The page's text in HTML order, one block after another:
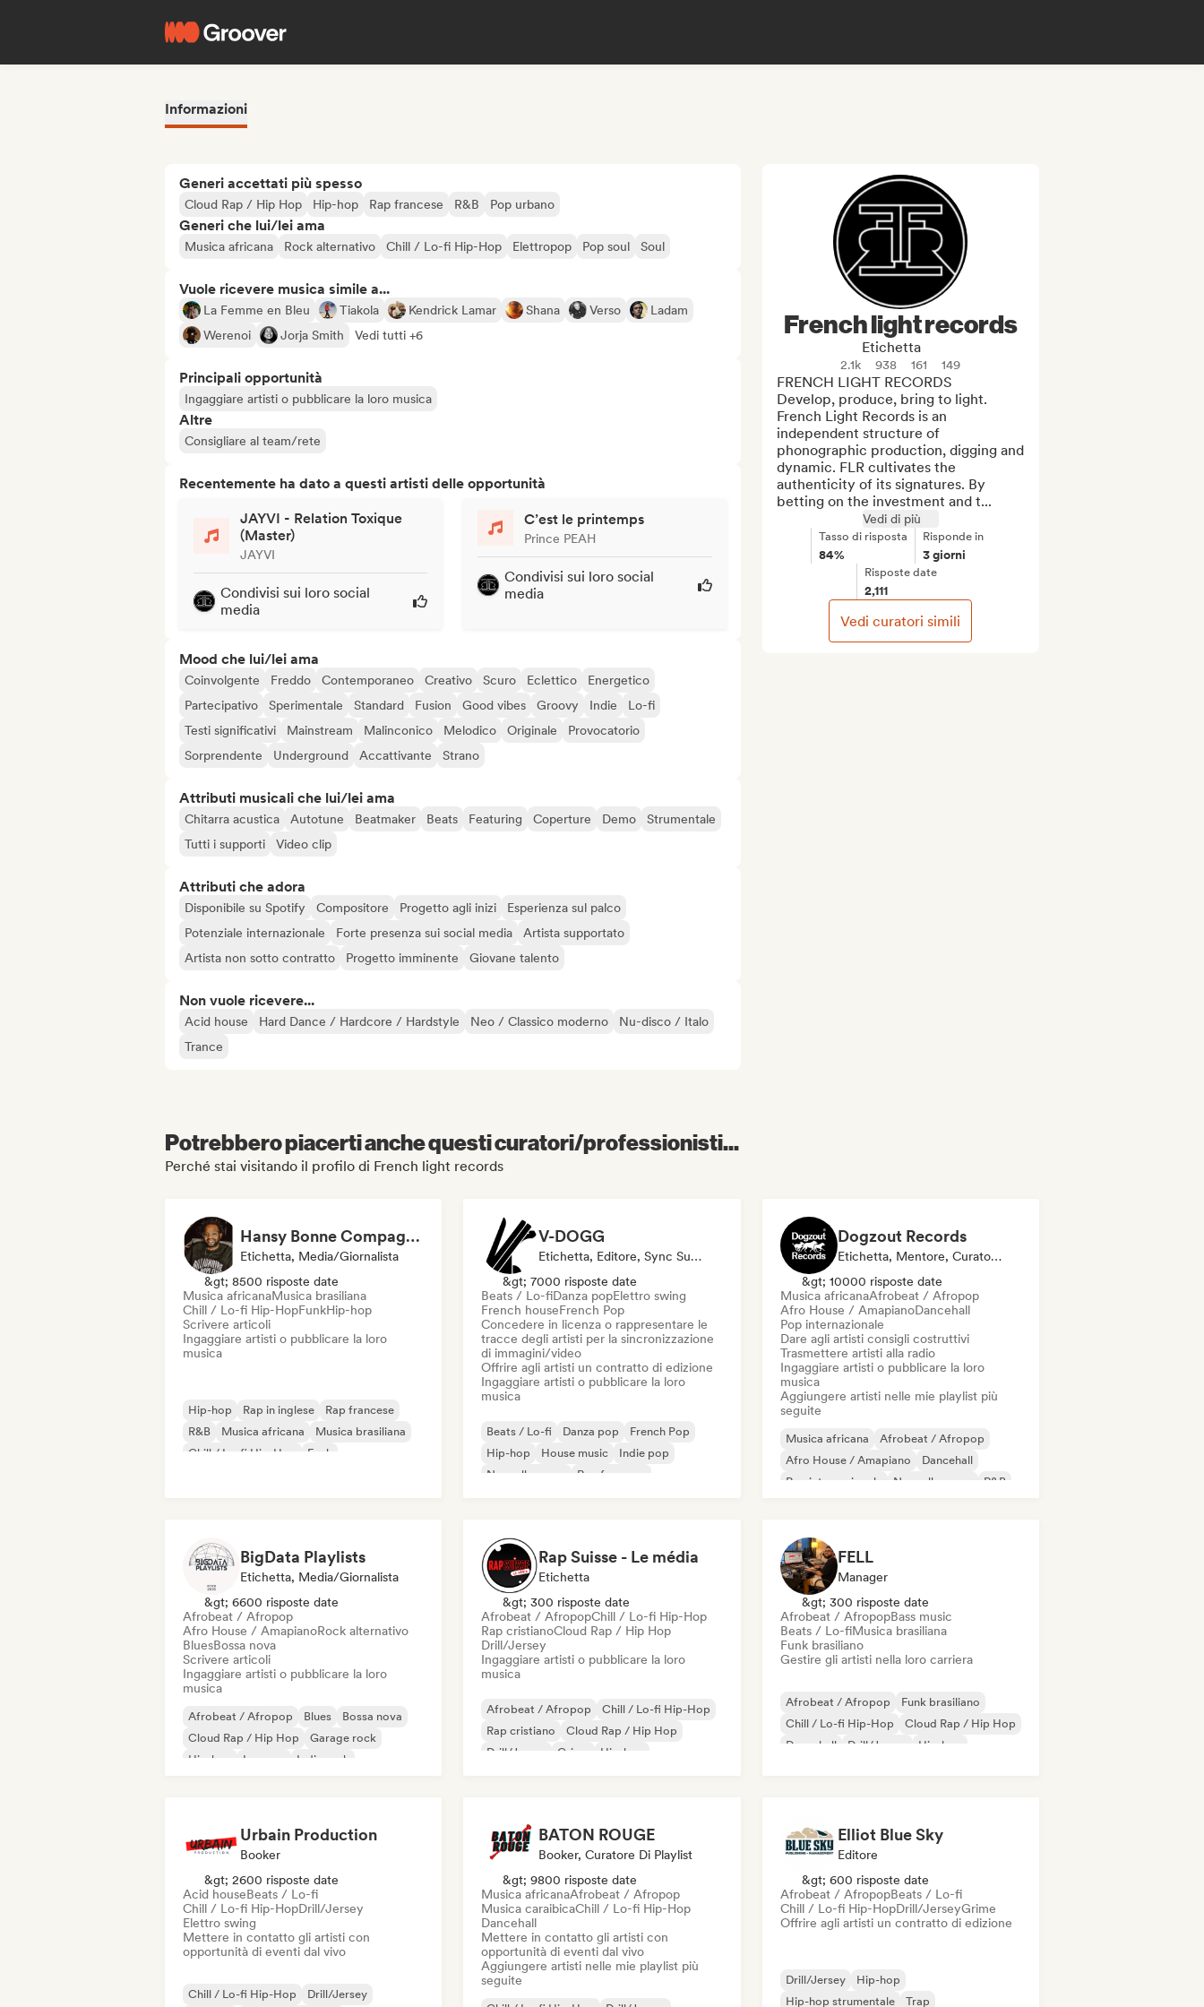
Informazioni
Generi accettati più spesso
Cloud Rap / Hip Hop Hip-hop Rap francese R&B Pop urbano
Generi che lui/lei ama
Musica africana Rock alternativo Chill / Lo-fi Hip-Hop Elettropop Pop soul Soul
Vuole ricevere musica simile a...
La Femme en Bleu Tiakola Kendrick Lamar Shana Verso
Ladam
Werenoi
Jorja Smith Vedi tutti +6
Principali opportunità
Ingaggiare artisti o pubblicare la loro musica
Altre
Consigliare al team/rete
Recentemente ha dato a questi artisti delle opportunità
JAYVI - Relation Toxique
(Master)
JAYVI
Condivisi sui loro social
media
C’est le printemps
Prince PEAH
Condivisi sui loro social
media
Mood che lui/lei ama
Coinvolgente Freddo Contemporaneo Creativo Scuro Eclettico
Energetico
Partecipativo
Sperimentale Standard Fusion Good vibes Groovy Indie
Lo-fi
Testi significativi
Mainstream Malinconico Melodico Originale
Provocatorio
Sorprendente
Underground Accattivante Strano
Attributi musicali che lui/lei ama
Chitarra acustica Autotune Beatmaker Beats Featuring Coperture Demo
Strumentale
Tutti i supporti
Video clip
Attributi che adora
Disponibile su Spotify Compositore Progetto agli inizi
Esperienza sul palco
Potenziale internazionale
Forte presenza sui social media
Artista supportato
Artista non sotto contratto
Progetto imminente Giovane talento
Non vuole ricevere...
Acid house Hard Dance / Hardcore / Hardstyle Neo / Classico moderno
Nu-disco / Italo
Trance
French light records
Etichetta
2.1k 938 161 149
FRENCH LIGHT RECORDS
Develop, produce, bring to light.
French Light Records is an
independent structure of
phonographic production, digging and
dynamic. FLR cultivates the
authenticity of its signatures. By
betting on the investment and t...
Vedi di più
Tasso di risposta
84%
Risponde in
3 giorni
Risposte date
2,111
Vedi curatori simili
Potrebbero piacerti anche questi curatori/professionisti...
Perché stai visitando il profilo di French light records
Hansy Bonne Compagnie
Etichetta, Media/Giornalista
&gt; 8500 risposte date
Musica africanaMusica brasiliana
Chill / Lo-fi Hip-HopFunkHip-hop
Scrivere articoli
Ingaggiare artisti o pubblicare la loro
musica
Hip-hop Rap in inglese
Rap francese
R&B
Musica africana
Musica brasiliana
Chill / Lo-fi Hip-Hop
Funk
V-DOGG
Etichetta, Editore, Sync Supervisor
&gt; 7000 risposte date
Beats / Lo-fiDanza popElettro swing
French houseFrench Pop
Concedere in licenza o rappresentare le
tracce degli artisti per la sincronizzazione
di immagini/video
Offrire agli artisti un contratto di edizione
Ingaggiare artisti o pubblicare la loro
musica
Beats / Lo-fi Danza pop
French Pop
Hip-hop
House music
Indie pop
Nouvelle scene
Rap francese
Dogzout Records
Etichetta, Mentore, Curatore Di Playlist, Stazione Radio
&gt; 10000 risposte date
Musica africanaAfrobeat / Afropop
Afro House / AmapianoDancehall
Pop internazionale
Dare agli artisti consigli costruttivi
Trasmettere artisti alla radio
Ingaggiare artisti o pubblicare la loro
musica
Aggiungere artisti nelle mie playlist più
seguite
Musica africana
Afrobeat / Afropop
Afro House / Amapiano
Dancehall
Rap internazionale
Nouvelle scene
R&B
BigData Playlists
Etichetta, Media/Giornalista
&gt; 6600 risposte date
Afrobeat / Afropop
Afro House / AmapianoRock alternativo
BluesBossa nova
Scrivere articoli
Ingaggiare artisti o pubblicare la loro
musica
Afrobeat / Afropop Blues
Bossa nova
Cloud Rap / Hip Hop
Garage rock
Hip-hop
Iperpop Indie rock
Rap Suisse - Le média
Etichetta
&gt; 300 risposte date
Afrobeat / AfropopChill / Lo-fi Hip-Hop
Rap cristianoCloud Rap / Hip Hop
Drill/Jersey
Ingaggiare artisti o pubblicare la loro
musica
Afrobeat / Afropop
Chill / Lo-fi Hip-Hop
Rap cristiano
Cloud Rap / Hip Hop
Drill/Jersey
Grime
Hip-hop
FELL
Manager
&gt; 300 risposte date
Afrobeat / AfropopBass music
Beats / Lo-fiMusica brasiliana
Funk brasiliano
Gestire gli artisti nella loro carriera
Afrobeat / Afropop
Funk brasiliano
Chill / Lo-fi Hip-Hop
Cloud Rap / Hip Hop
Dancehall
Drill/Jersey
Hip-hop
Urbain Production
Booker
&gt; 2600 risposte date
Acid houseBeats / Lo-fi
Chill / Lo-fi Hip-HopDrill/Jersey
Elettro swing
Mettere in contatto gli artisti con
opportunità di eventi dal vivo
Chill / Lo-fi Hip-Hop Drill/Jersey
BATON ROUGE
Booker, Curatore Di Playlist
&gt; 9800 risposte date
Musica africanaAfrobeat / Afropop
Musica caraibicaChill / Lo-fi Hip-Hop
Dancehall
Mettere in contatto gli artisti con
opportunità di eventi dal vivo
Aggiungere artisti nelle mie playlist più
seguite
Elliot Blue Sky
Editore
&gt; 600 risposte date
Afrobeat / AfropopBeats / Lo-fi
Chill / Lo-fi Hip-HopDrill/JerseyGrime
Offrire agli artisti un contratto di edizione
Drill/Jersey
Hip-hop
Hip-hop strumentale
Trap